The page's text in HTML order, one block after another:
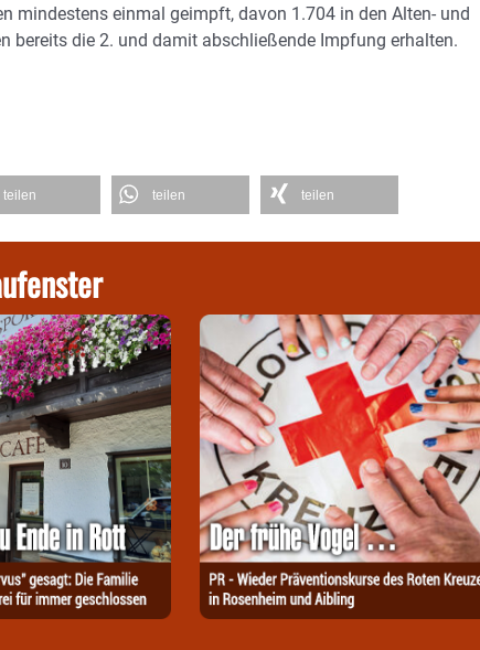
mindestens einmal geimpft, davon 1.704 in den Alten- und
bereits die 2. und damit abschließende Impfung erhalten.
teilen teilen teilen